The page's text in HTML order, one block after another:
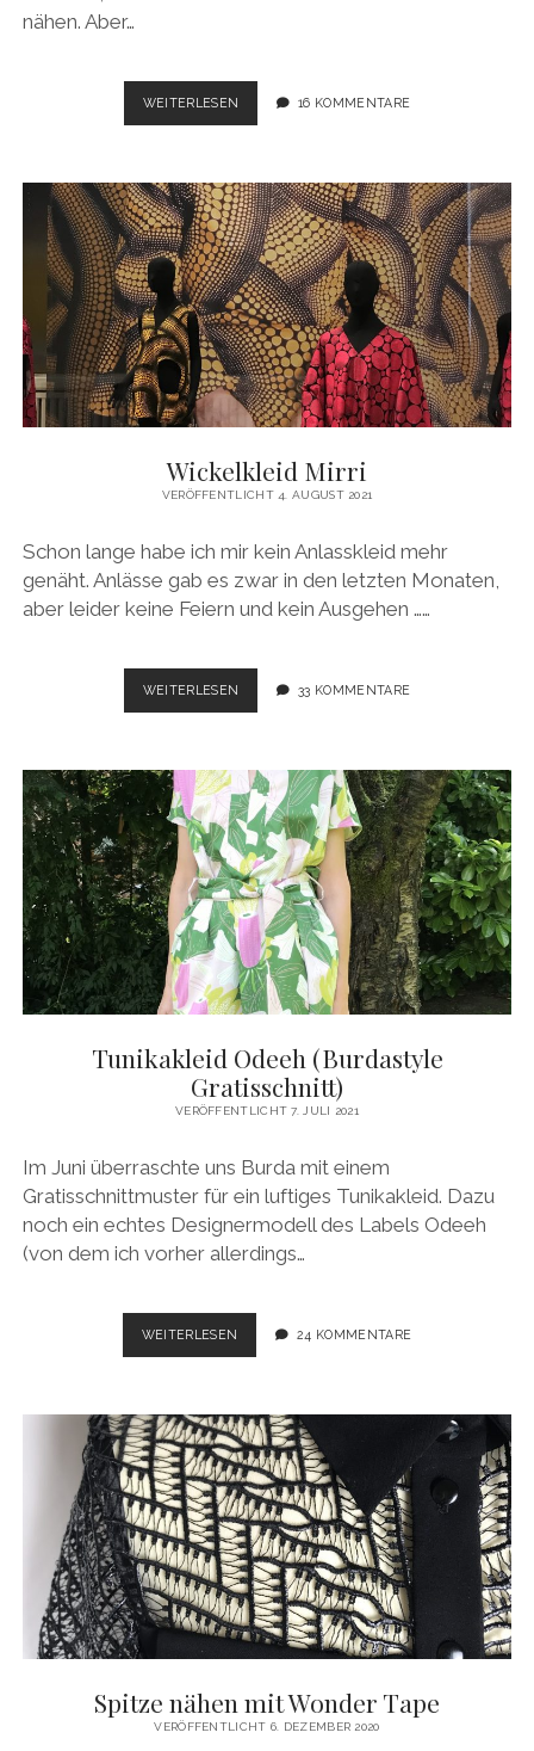
nähen. Aber…
WEITERLESEN HELPA
DRESS
16 KOMMENTARE
Wickelkleid Mirri
VERÖFFENTLICHT 4. AUGUST 2021
Schon lange habe ich mir kein Anlasskleid mehr
genäht. Anlässe gab es zwar in den letzten Monaten,
aber leider keine Feiern und kein Ausgehen ……
WEITERLESEN WICKELKLEID
MIRRI
33 KOMMENTARE
Tunikakleid Odeeh (Burdastyle
Gratisschnitt)
VERÖFFENTLICHT 7. JULI 2021
Im Juni überraschte uns Burda mit einem
Gratisschnittmuster für ein luftiges Tunikakleid. Dazu
noch ein echtes Designermodell des Labels Odeeh
(von dem ich vorher allerdings…
WEITERLESEN TUNIKAKLEID
ODEEH
24 KOMMENTARE
Spitze nähen mit Wonder Tape
VERÖFFENTLICHT 6. DEZEMBER 2020